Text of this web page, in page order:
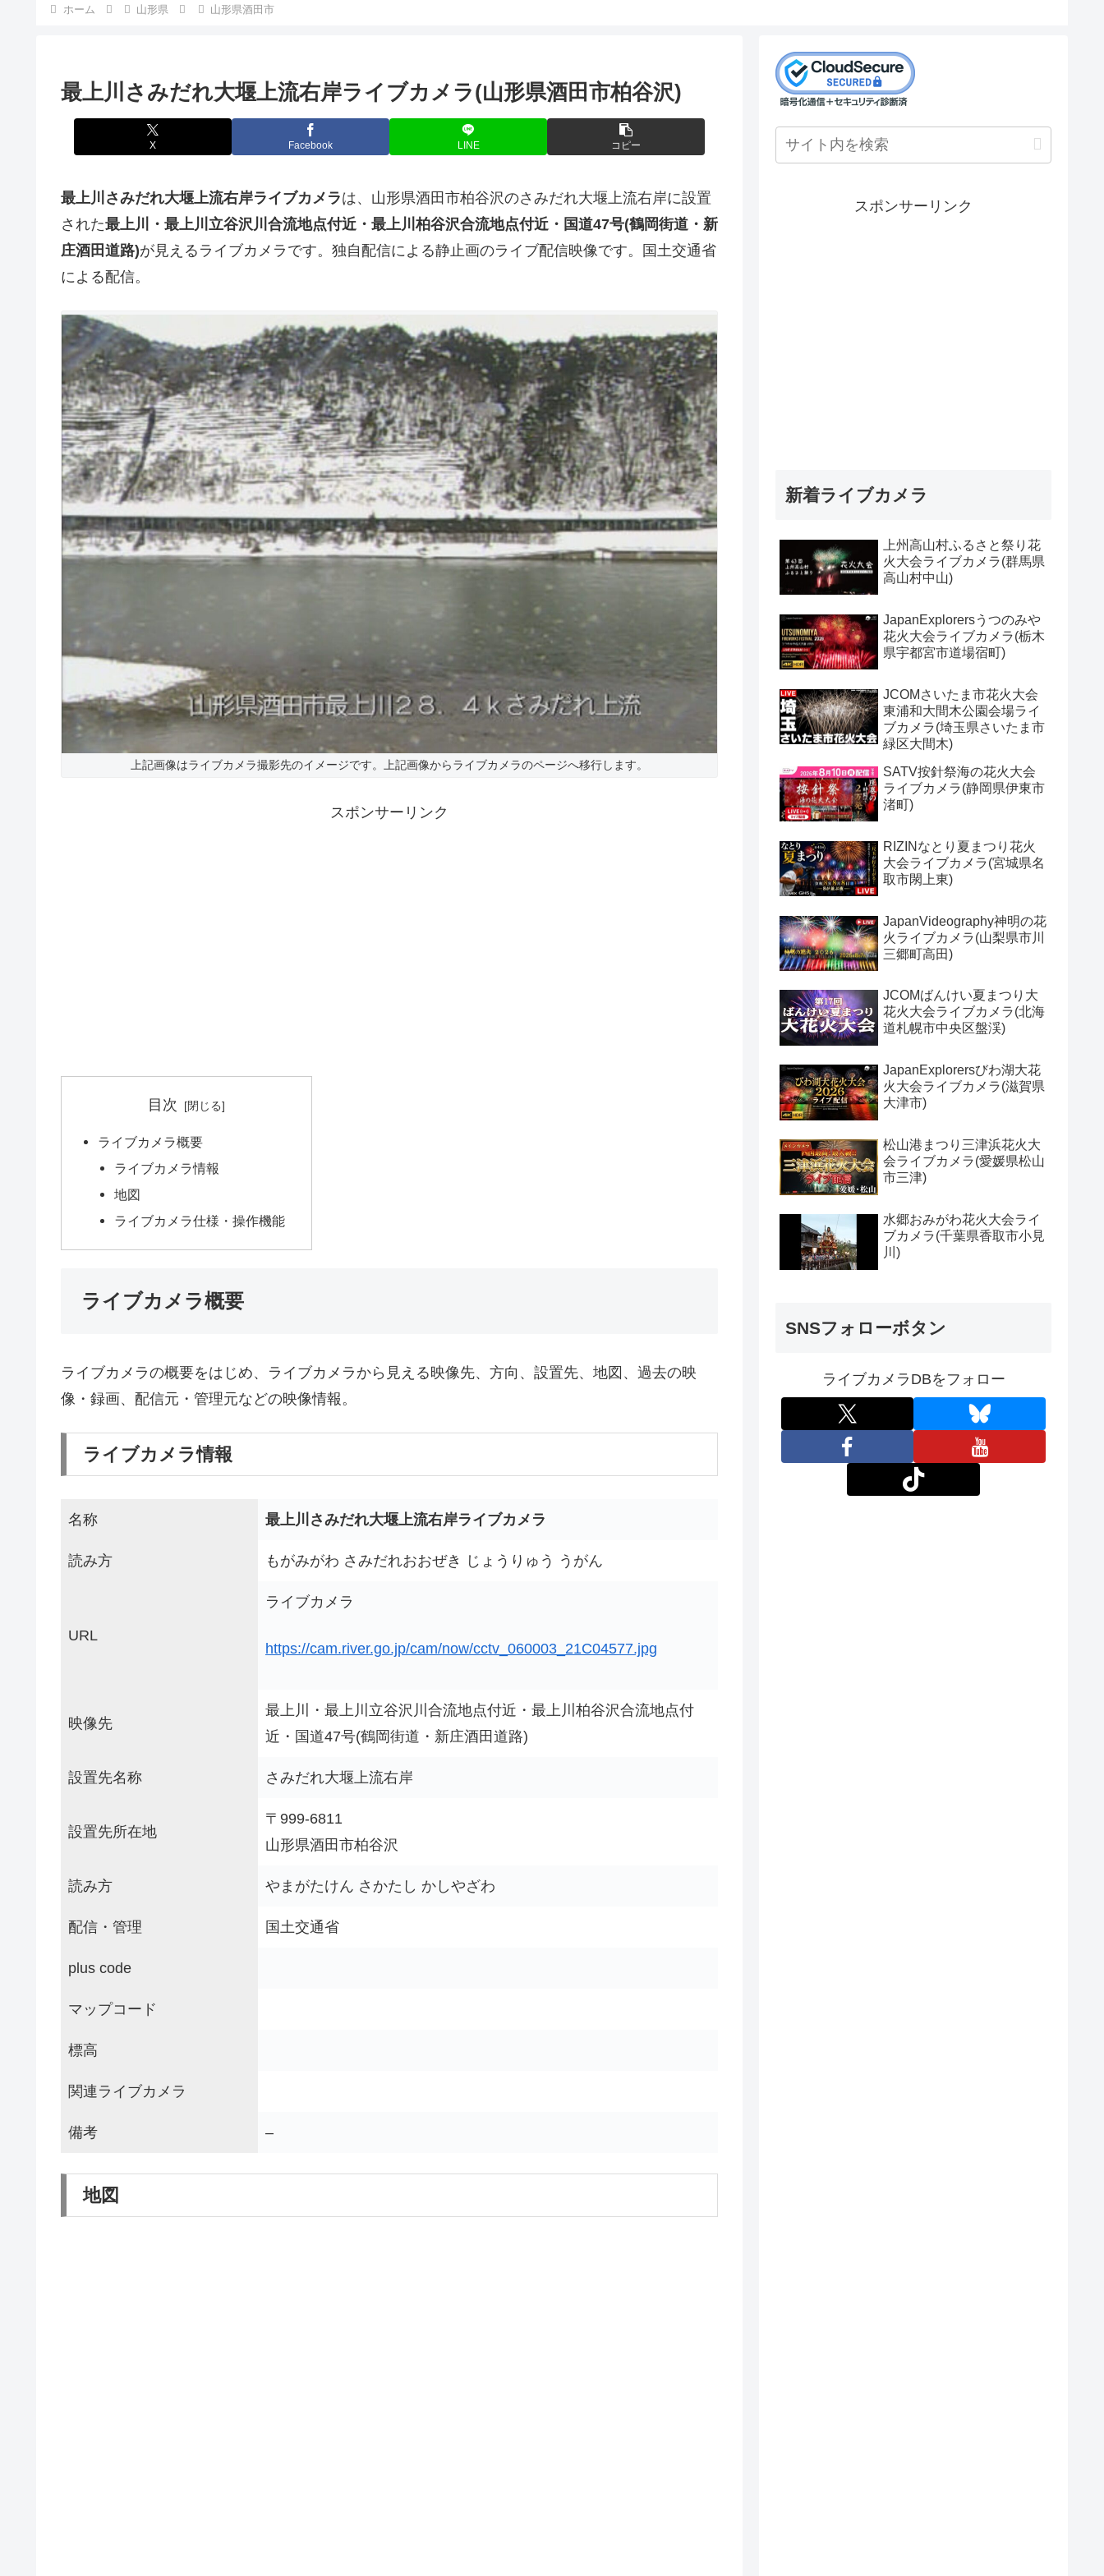
ホーム 山形県 山形県酒田市
最上川さみだれ大堰上流右岸ライブカメラ(山形県酒田市柏谷沢)
X Facebook LINE コピー
最上川さみだれ大堰上流右岸ライブカメラは、山形県酒田市柏谷沢のさみだれ大堰上流右岸に設置
された最上川・最上川立谷沢川合流地点付近・最上川柏谷沢合流地点付近・国道47号(鶴岡街道・新
庄酒田道路)が見えるライブカメラです。独自配信による静止画のライブ配信映像です。国土交通省
による配信。
上記画像はライブカメラ撮影先のイメージです。上記画像からライブカメラのページへ移行します。
スポンサーリンク
目次
ライブカメラ概要
ライブカメラ情報
地図
ライブカメラ仕様・操作機能
ライブカメラ概要
ライブカメラの概要をはじめ、ライブカメラから見える映像先、方向、設置先、地図、過去の映
像・録画、配信元・管理元などの映像情報。
ライブカメラ情報
名称 最上川さみだれ大堰上流右岸ライブカメラ
読み方 もがみがわ さみだれおおぜき じょうりゅう うがん
URL
ライブカメラ
https://cam.river.go.jp/cam/now/cctv_060003_21C04577.jpg
映像先
最上川・最上川立谷沢川合流地点付近・最上川柏谷沢合流地点付
近・国道47号(鶴岡街道・新庄酒田道路)
設置先名称 さみだれ大堰上流右岸
設置先所在地
〒999-6811
山形県酒田市柏谷沢
読み方 やまがたけん さかたし かしやざわ
配信・管理 国土交通省
plus code
マップコード
標高
関連ライブカメラ
備考 –
地図
スポンサーリンク
新着ライブカメラ
上州高山村ふるさと祭り花
火大会ライブカメラ(群馬県
高山村中山)
JapanExplorersうつのみや
花火大会ライブカメラ(栃木
県宇都宮市道場宿町)
JCOMさいたま市花火大会
東浦和大間木公園会場ライ
ブカメラ(埼玉県さいたま市
緑区大間木)
SATV按針祭海の花火大会
ライブカメラ(静岡県伊東市
渚町)
RIZINなとり夏まつり花火
大会ライブカメラ(宮城県名
取市閖上東)
JapanVideography神明の花
火ライブカメラ(山梨県市川
三郷町高田)
JCOMばんけい夏まつり大
花火大会ライブカメラ(北海
道札幌市中央区盤渓)
JapanExplorersびわ湖大花
火大会ライブカメラ(滋賀県
大津市)
松山港まつり三津浜花火大
会ライブカメラ(愛媛県松山
市三津)
水郷おみがわ花火大会ライ
ブカメラ(千葉県香取市小見
川)
SNSフォローボタン
ライブカメラDBをフォロー